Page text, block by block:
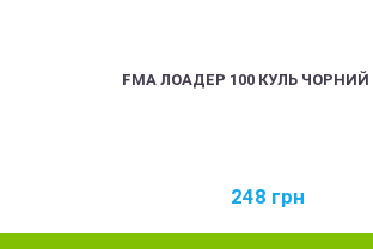
FMA ЛОАДЕР 100 КУЛЬ ЧОРНИЙ
248 грн